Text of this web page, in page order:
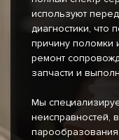
используют
диагностики, что
причину поломки
ремонт
запчасти и
Мы
неисправностей,